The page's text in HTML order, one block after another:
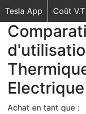
Tesla App Coût
Electrique
Achat en tant que :